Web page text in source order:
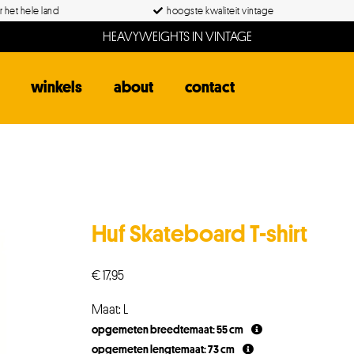
het hele land hoogste kwaliteit vintage
HEAVYWEIGHTS IN VINTAGE
winkels about contact
Huf Skateboard T-shirt
€17,95
Maat: L
opgemeten breedtemaat: 55 cm
opgemeten lengtemaat: 73 cm